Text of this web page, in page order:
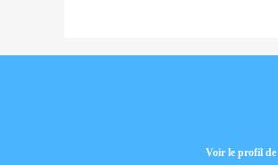
Voir le profil de